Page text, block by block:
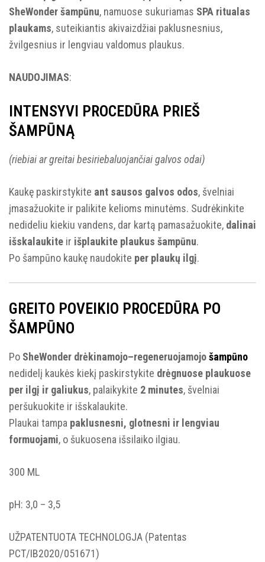
SheWonder šampūnu, namuose sukuriamas SPA ritualas
plaukams, suteikiantis akivaizdžiai paklusnesnius,
žvilgesnius ir lengviau valdomus plaukus.
NAUDOJIMAS:
INTENSYVI PROCEDŪRA PRIEŠ
ŠAMPŪNĄ
(riebiai ar greitai besiriebaluojančiai galvos odai)
Kaukę paskirstykite ant sausos galvos odos, švelniai
įmasažuokite ir palikite kelioms minutėms. Sudrėkinkite
nedideliu kiekiu vandens, dar kartą pamasažuokite, dalinai
išskalaukite ir išplaukite plaukus šampūnu.
Po šampūno kaukę naudokite per plaukų ilgį.
GREITO POVEIKIO PROCEDŪRA PO
ŠAMPŪNO
Po SheWonder drėkinamojo–regeneruojamojošampūno
nedidelį kaukės kiekį paskirstykite drėgnuose plaukuose
per ilgį ir galiukus, palaikykite 2 minutes, švelniai
peršukuokite ir išskalaukite.
Plaukai tampa paklusnesni, glotnesni ir lengviau
formuojami, o šukuosena išsilaiko ilgiau.
300 ML
pH: 3,0 – 3,5
UŽPATENTUOTA TECHNOLOGJA (Patentas
PCT/IB2020/051671)